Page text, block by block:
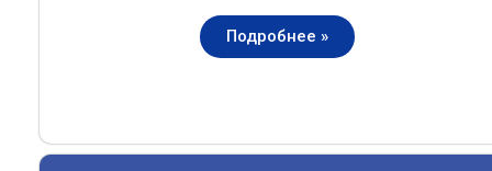
Подробнее »